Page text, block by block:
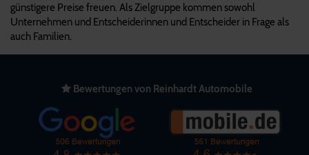
günstigere Preise freuen. Als Zielgruppe kommen sowohl
Unternehmen und Entscheiderinnen und Entscheider in Frage als
auch Familien.
Bewertungen von Reinhardt Automobile